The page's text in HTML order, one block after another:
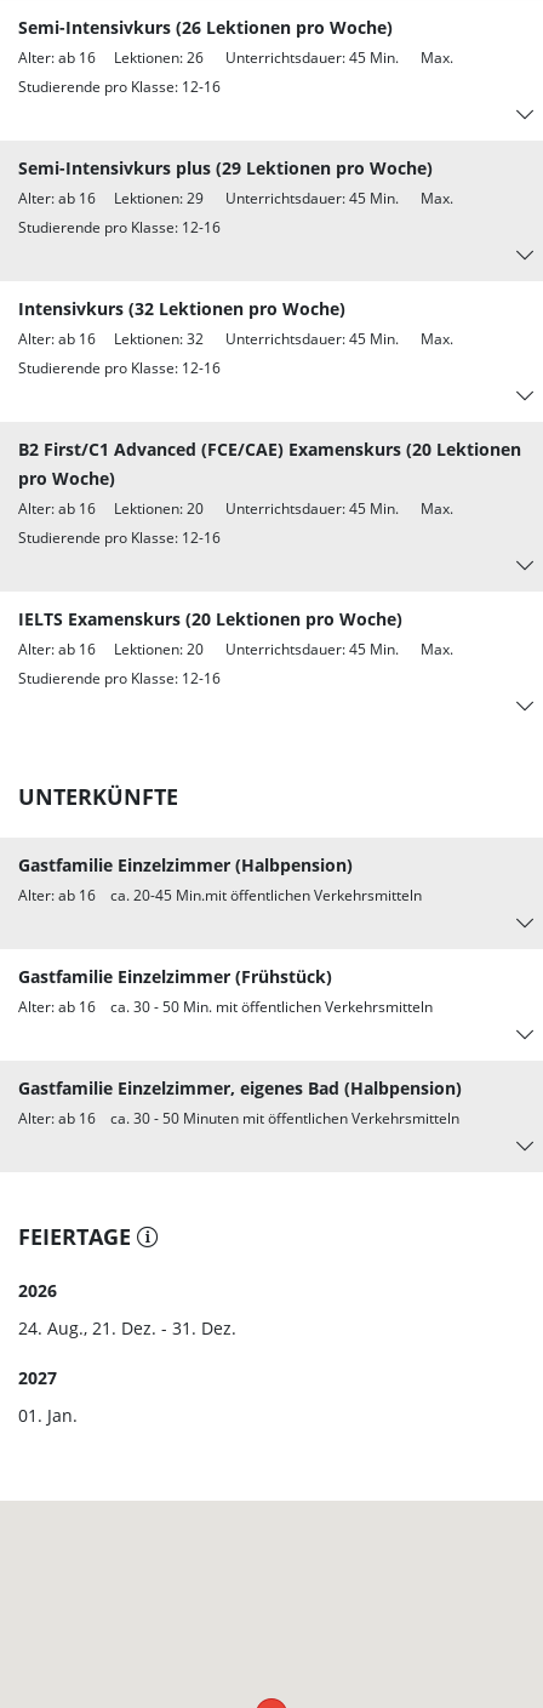
Semi-Intensivkurs (26 Lektionen pro Woche)
Alter: ab 16 Lektionen: 26 Unterrichtsdauer: 45 Min. Max.
Studierende pro Klasse: 12-16
Semi-Intensivkurs plus (29 Lektionen pro Woche)
Alter: ab 16 Lektionen: 29 Unterrichtsdauer: 45 Min. Max.
Studierende pro Klasse: 12-16
Intensivkurs (32 Lektionen pro Woche)
Alter: ab 16 Lektionen: 32 Unterrichtsdauer: 45 Min. Max.
Studierende pro Klasse: 12-16
B2 First/C1 Advanced (FCE/CAE) Examenskurs (20 Lektionen
pro Woche)
Alter: ab 16 Lektionen: 20 Unterrichtsdauer: 45 Min. Max.
Studierende pro Klasse: 12-16
IELTS Examenskurs (20 Lektionen pro Woche)
Alter: ab 16 Lektionen: 20 Unterrichtsdauer: 45 Min. Max.
Studierende pro Klasse: 12-16
UNTERKÜNFTE
Gastfamilie Einzelzimmer (Halbpension)
Alter: ab 16 ca. 20-45 Min.mit öffentlichen Verkehrsmitteln
Gastfamilie Einzelzimmer (Frühstück)
Alter: ab 16 ca. 30 - 50 Min. mit öffentlichen Verkehrsmitteln
Gastfamilie Einzelzimmer, eigenes Bad (Halbpension)
Alter: ab 16 ca. 30 - 50 Minuten mit öffentlichen Verkehrsmitteln
FEIERTAGE
2026
24. Aug., 21. Dez. - 31. Dez.
2027
01. Jan.